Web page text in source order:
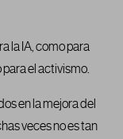
la IA, como para
el activismo.
en la mejora del
veces no es tan